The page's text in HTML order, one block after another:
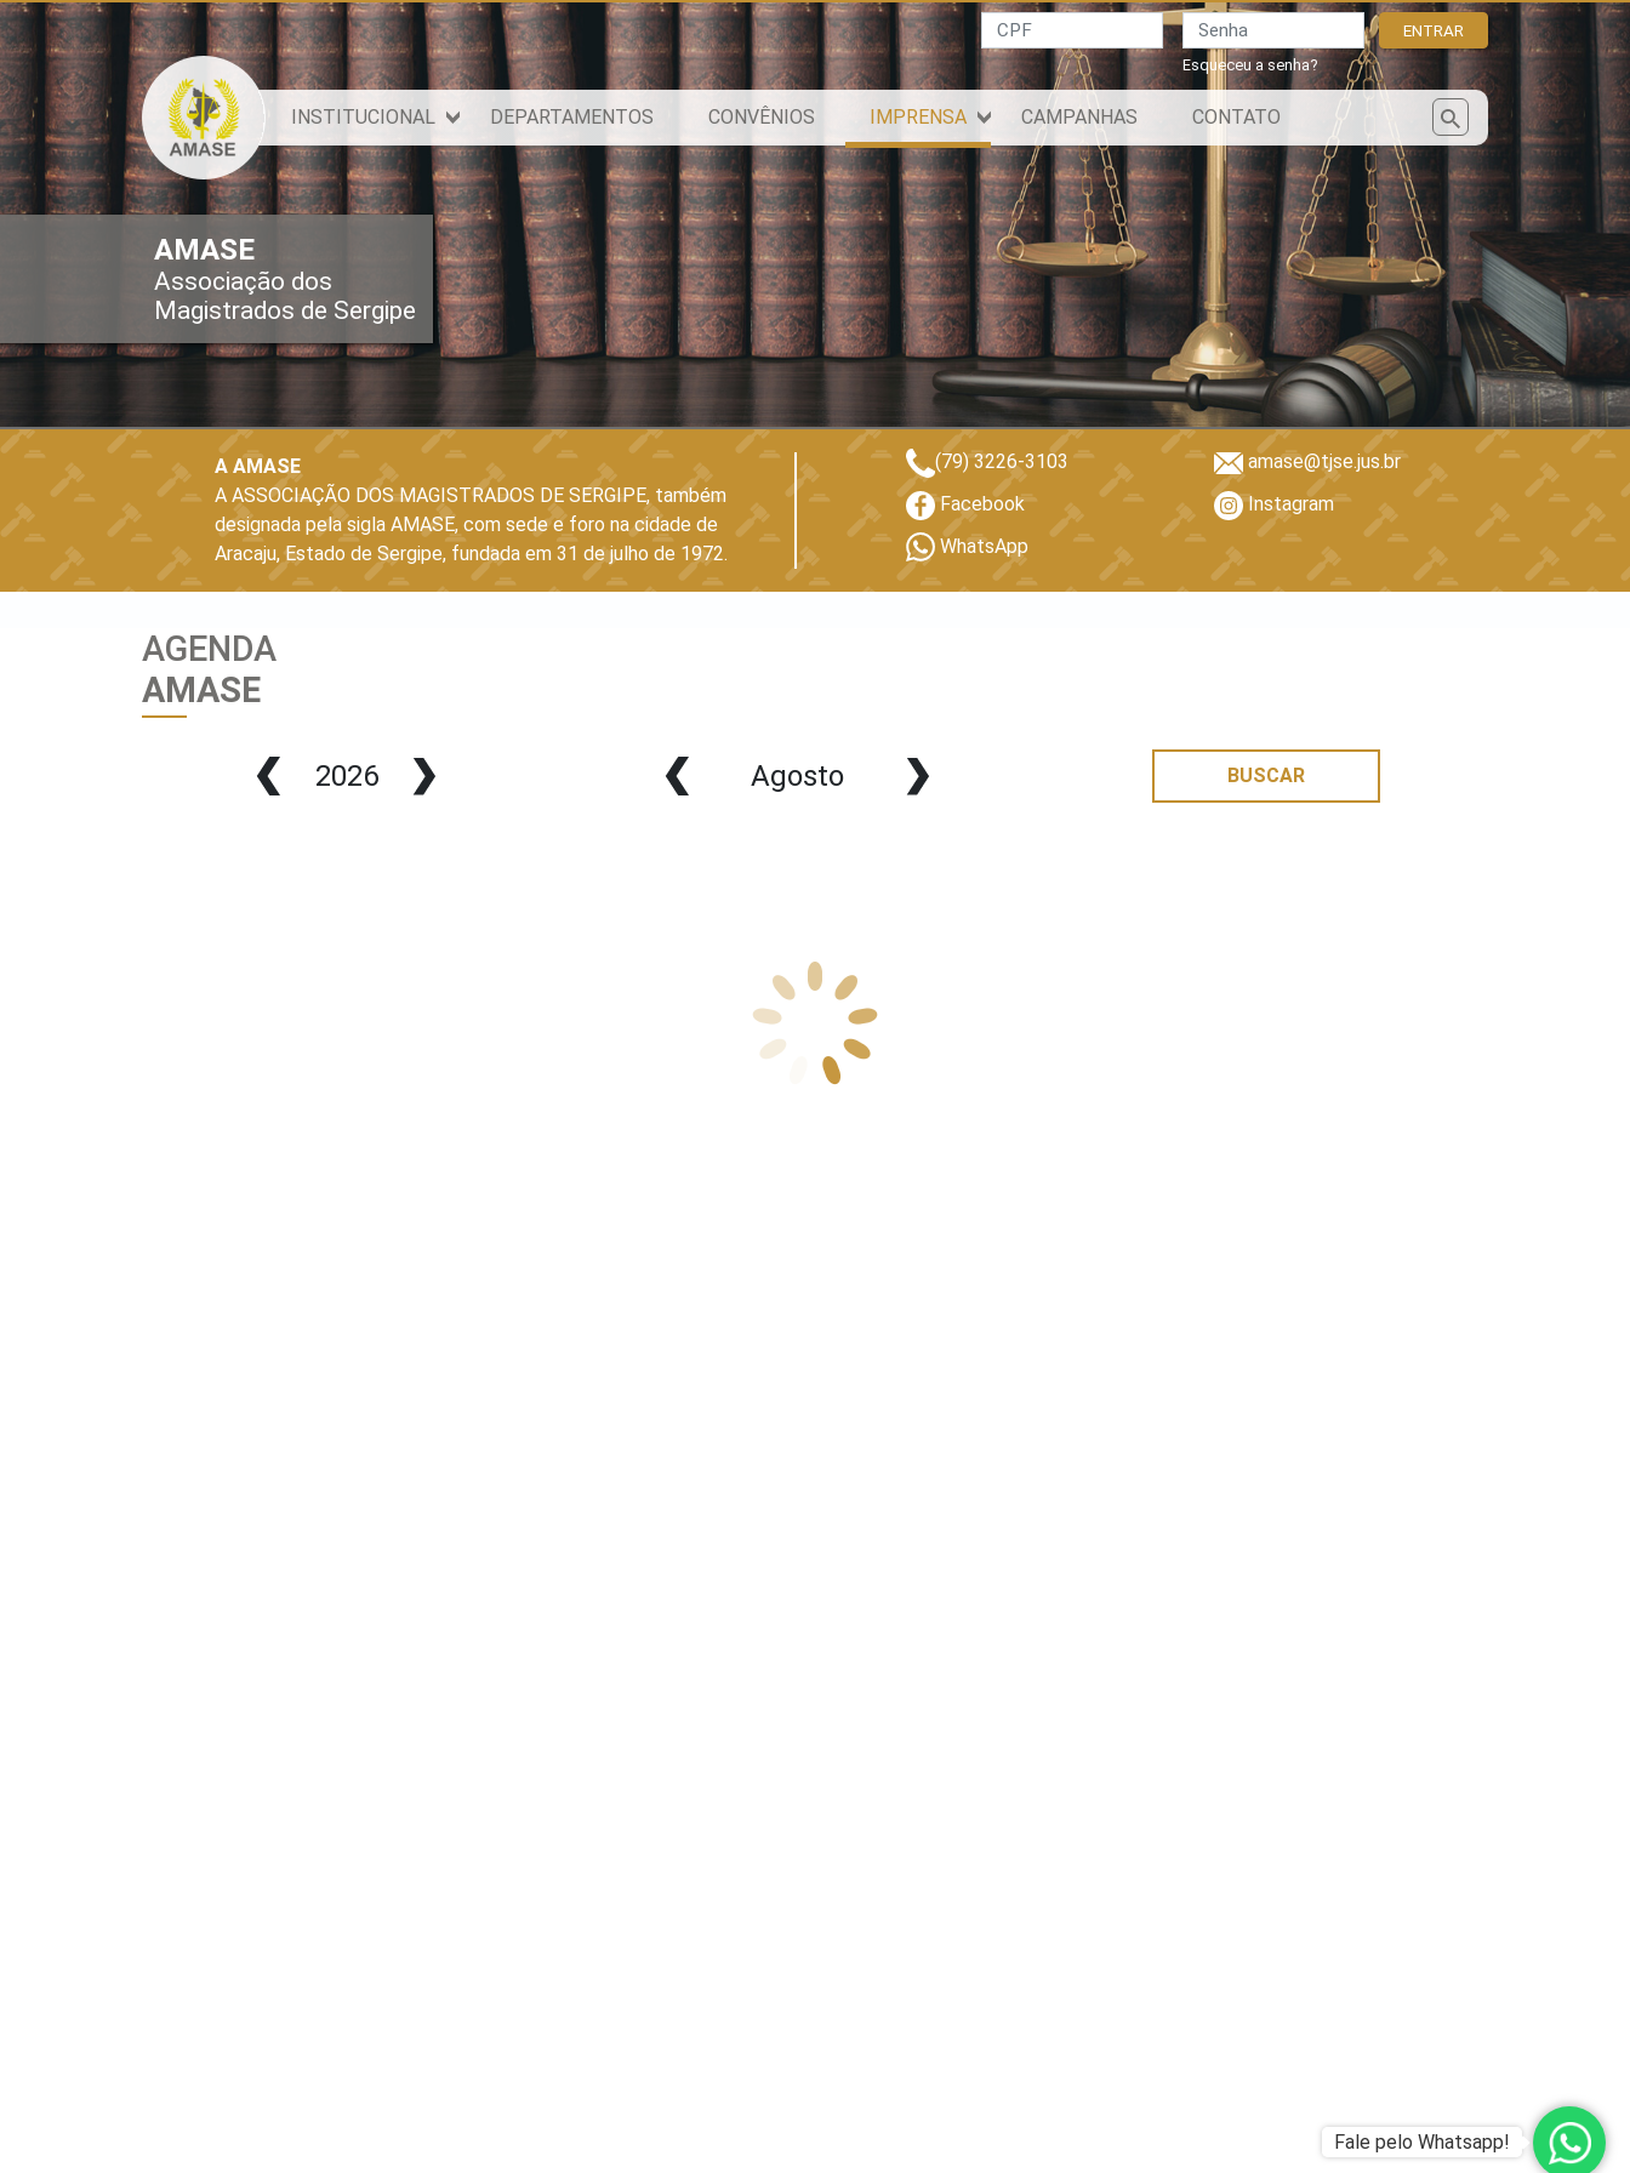
CPF Senha
Esqueceu a senha?
ENTRAR
INSTITUCIONAL DEPARTAMENTOS CONVÊNIOS IMPRENSA CAMPANHAS CONTATO
AMASE
Associação dos
Magistrados de Sergipe
A AMASE
A ASSOCIAÇÃO DOS MAGISTRADOS DE SERGIPE, também
designada pela sigla AMASE, com sede e foro na cidade de
Aracaju, Estado de Sergipe, fundada em 31 de julho de 1972.
(79) 3226-3103
amase@tjse.jus.br
Facebook
Instagram
WhatsApp
AGENDA
AMASE
2026 Agosto BUSCAR
Fale pelo Whatsapp!